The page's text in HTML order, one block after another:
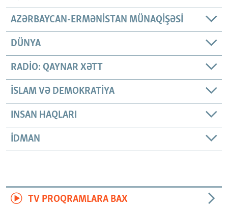
AZƏRBAYCAN-ERMƏNISTAN MÜNAQIŞƏSI
DÜNYA
RADIO: QAYNAR XƏTT
İSLAM VƏ DEMOKRATIYA
INSAN HAQLARI
İDMAN
TV PROQRAMLARA BAX